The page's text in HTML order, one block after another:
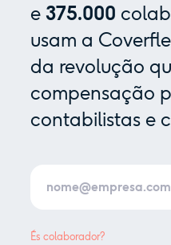
e 375.000
usam a
da revolução
compensação
contabilistas e
És colaborador?